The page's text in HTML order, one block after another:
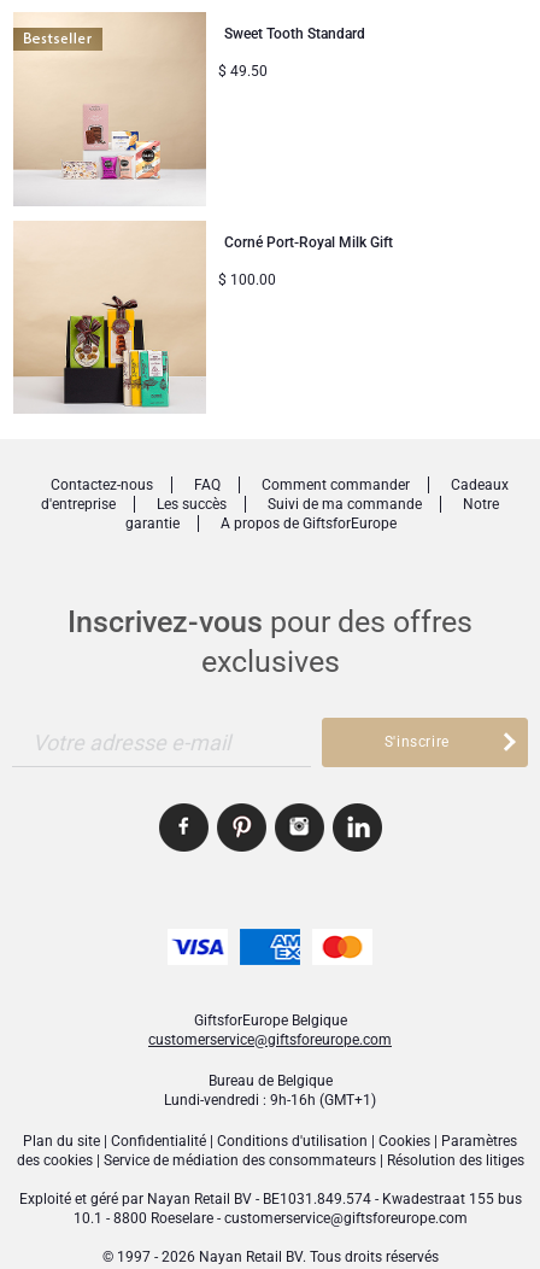
Sweet Tooth Standard
$ 49.50
Corné Port-Royal Milk Gift
$ 100.00
Inscrivez-vous pour des offres
exclusives
Votre adresse e-mail S'inscrire
Contactez-nous FAQ Comment commander
Cadeaux
d'entreprise
Les succès Suivi de ma commande
Notre
garantie
A propos de GiftsforEurope
GiftsforEurope Belgique
customerservice@giftsforeurope.com
Bureau de Belgique
Lundi-vendredi : 9h-16h (GMT+1)
Plan du site Confidentialité Conditions d'utilisation Cookies
Paramètres
des cookies| Service de médiation des consommateurs| Résolution des litiges
Exploité et géré par Nayan Retail BV- BE1031.849.574 - Kwadestraat 155 bus
10.1 - 8800 Roeselare - customerservice@giftsforeurope.com
© 1997 - 2026 Nayan Retail BV. Tous droits réservés